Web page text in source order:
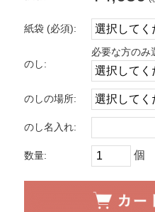
紙袋 (必須):
のし:
必要な方のみ
のしの場所:
のし名入れ:
数量: 個